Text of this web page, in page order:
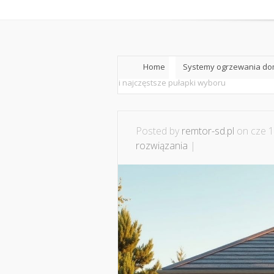
Home Systemy ogrzewania
i najczęstsze pułapki wyboru
Posted by remtor-sd.pl on cze
rozwiązania |